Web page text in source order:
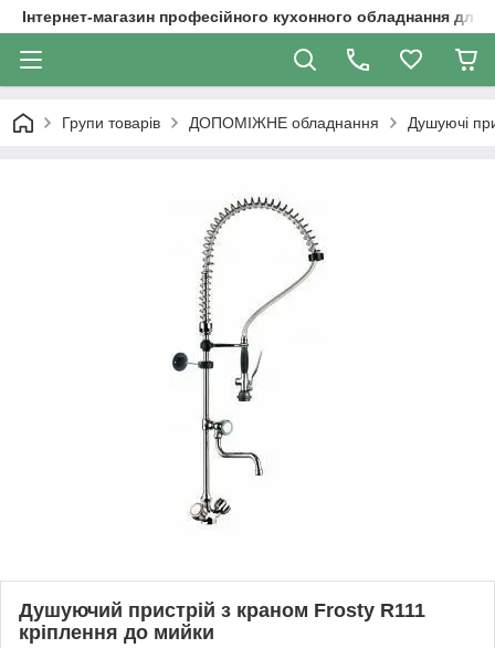
Інтернет-магазин професійного кухонного обладнання
Групи товарів ДОПОМІЖНЕ обладнання Душуючі
Душуючий пристрій з краном Frosty R111
кріплення до мийки